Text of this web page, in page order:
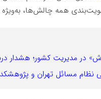
همه چالش‌ها، به‌ویژه
در مدیریت کشور؛ هشدار
مسائل تهران و